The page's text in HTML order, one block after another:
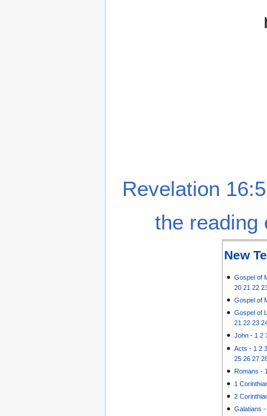
Revelation
the reading
New
Gospel of
20 21 22
Gospel of
Gospel of
21 22 23
John - 1 2
Acts - 1 2
25 26 27
Romans -
1
2
Galatians